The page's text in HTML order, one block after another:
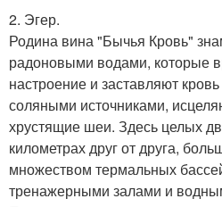
2. Эгер.
Родина вина "Бычья Кровь"
радоновыми водами, которые
настроение и заставляют
соляными источниками,
хрустящие шеи. Здесь целых
километрах друг от друга,
множеством термальных
тренажерными залами и